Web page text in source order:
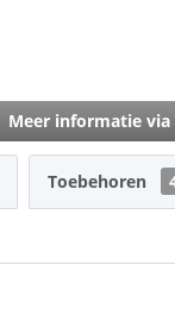
Meer informatie via
Toebehoren